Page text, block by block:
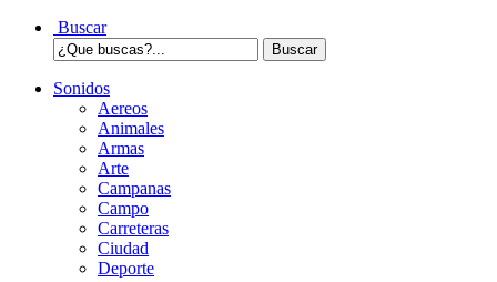
Buscar
Sonidos
Aereos
Animales
Armas
Arte
Campanas
Campo
Carreteras
Ciudad
Deporte